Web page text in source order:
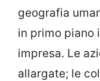
geografia
in primo piano
impresa. Le
allargate; le